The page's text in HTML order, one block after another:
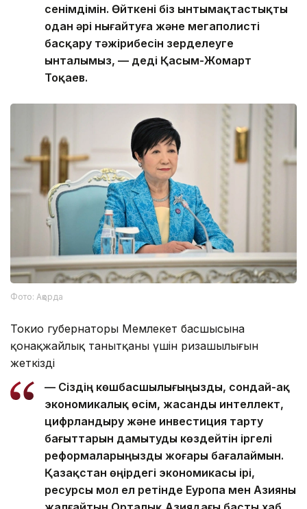
сенімдімін. Өйткені біз ынтымақтастықты
одан әрі нығайтуға және мегаполисті
басқару тәжірибесін зерделеуге
ынталымыз, — деді Қасым-Жомарт
Тоқаев.
Фото: Ақорда
Токио губернаторы Мемлекет басшысына
қонақжайлық танытқаны үшін ризашылығын
жеткізді
— Сіздің көшбасшылығыңызды, сондай-ақ
экономикалық өсім, жасанды интеллект,
цифрландыру және инвестиция тарту
бағыттарын дамытуды көздейтін іргелі
реформаларыңызды жоғары бағалаймын.
Қазақстан өңірдегі экономикасы ірі,
ресурсы мол ел ретінде Еуропа мен Азияны